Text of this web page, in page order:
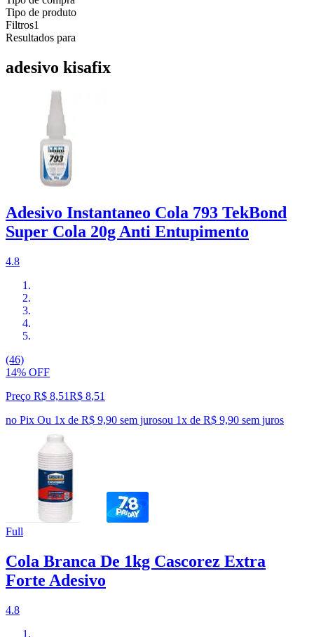
Tipo de produto
Filtros1
Resultados para
adesivo kisafix
Adesivo Instantaneo Cola 793 TekBond
Super Cola 20g Anti Entupimento
4.8
(46)
14% OFF
Preço R$ 8,51R$ 8,51
no Pix Ou 1x de R$ 9,90 sem jurosou 1x de R$ 9,90 sem juros
Full
Cola Branca De 1kg Cascorez Extra
Forte Adesivo
4.8